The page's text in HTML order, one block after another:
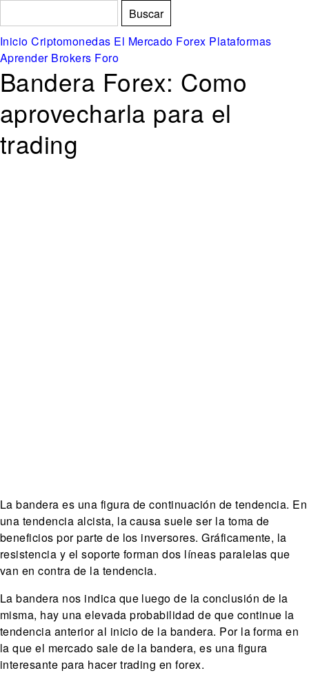
Formulario de búsqueda
Inicio Criptomonedas El Mercado Forex Plataformas
Aprender Brokers Foro
Bandera Forex: Como
aprovecharla para el
trading
La bandera es una figura de continuación de tendencia. En
una tendencia alcista, la causa suele ser la toma de
beneficios por parte de los inversores. Gráficamente, la
resistencia y el soporte forman dos líneas paralelas que
van en contra de la tendencia.
La bandera nos indica que luego de la conclusión de la
misma, hay una elevada probabilidad de que continue la
tendencia anterior al inicio de la bandera. Por la forma en
la que el mercado sale de la bandera, es una figura
interesante para hacer trading en forex.